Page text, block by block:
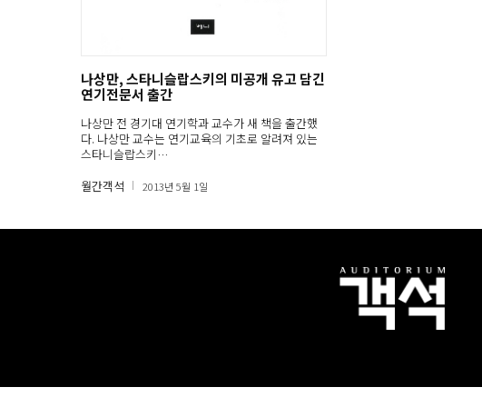
나상만, 스타니슬랍스키의 미공개 유고 담긴
연기전문서 출간
나상만 전 경기대 연기학과 교수가 새 책을 출간했
다. 나상만 교수는 연기교육의 기초로 알려져 있는
스타니슬랍스키…
월간객석
2013년 5월 1일